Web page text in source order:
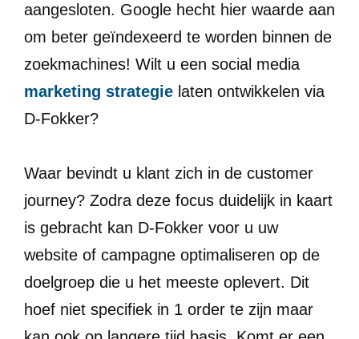
aangesloten. Google hecht hier waarde aan
om beter geïndexeerd te worden binnen de
zoekmachines! Wilt u een social media
marketing strategie laten ontwikkelen via
D-Fokker?
Waar bevindt u klant zich in de customer
journey? Zodra deze focus duidelijk in kaart
is gebracht kan D-Fokker voor u uw
website of campagne optimaliseren op de
doelgroep die u het meeste oplevert. Dit
hoef niet specifiek in 1 order te zijn maar